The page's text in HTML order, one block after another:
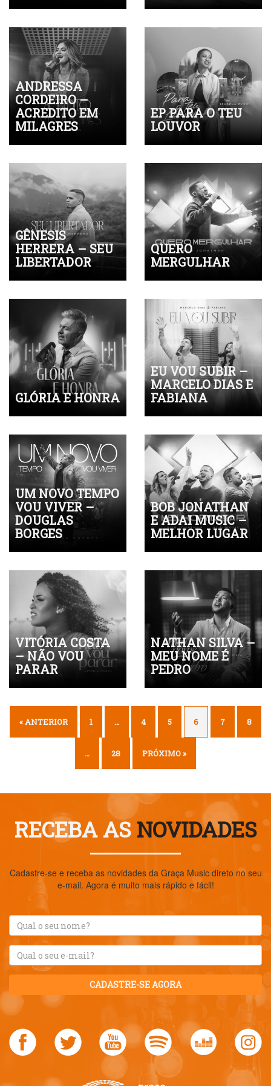
ANDRESSA
CORDEIRO –
ACREDITO EM
MILAGRES
EP PARA O TEU
LOUVOR
GÊNESIS
HERRERA – SEU
LIBERTADOR
QUERO
MERGULHAR
GLÓRIA E HONRA
EU VOU SUBIR –
MARCELO DIAS E
FABIANA
UM NOVO TEMPO
VOU VIVER –
DOUGLAS
BORGES
BOB JONATHAN
E ADAI MUSIC –
MELHOR LUGAR
VITÓRIA COSTA
– NÃO VOU
PARAR
NATHAN SILVA –
MEU NOME É
PEDRO
« ANTERIOR 1 … 4 5 6 7 8
… 28 PRÓXIMO »
RECEBA AS NOVIDADES
Cadastre-se e receba as novidades da Graça Music direto no seu
e-mail. Agora é muito mais rápido e fácil!
CADASTRE-SE AGORA